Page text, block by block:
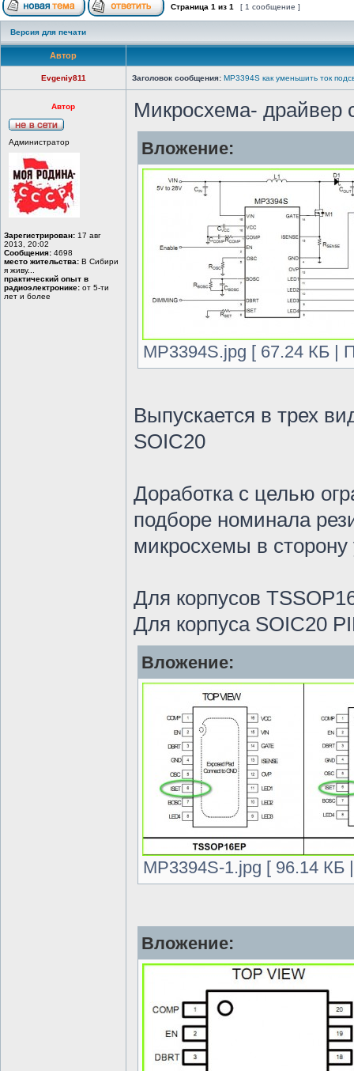
Страница 1 из 1 [ 1 сообщение ]
Версия для печати
Автор
Evgeniy811 Заголовок сообщения: MP3394S как уменьшить ток
Автор
Администратор
Зарегистрирован: 17 авг
2013, 20:02
Сообщения: 4698
место жительства: В Сибири
я живу...
практический опыт в
радиоэлектронике: от 5-ти
лет и более
Микросхема- драйвер
Вложение:
MP3394S.jpg [ 67.24 КБ |
Выпускается в трех
SOIC20
Доработка с целью
подборе номинала
микросхемы в сторону
Для корпусов
Для корпуса SOIC20
Вложение:
MP3394S-1.jpg [ 96.14 КБ
Вложение: